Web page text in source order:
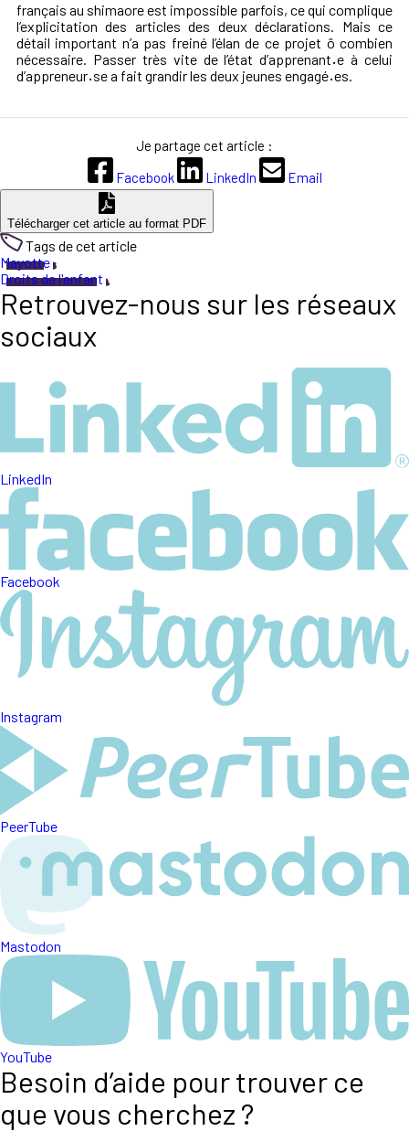
français au shimaore est impossible parfois, ce qui complique
l’explicitation des articles des deux déclarations. Mais ce
détail important n’a pas freiné l’élan de ce projet ô combien
nécessaire. Passer très vite de l’état d’apprenant·e à celui
d’appreneur·se a fait grandir les deux jeunes engagé·es.
Je partage cet article :
Facebook
LinkedIn Email
Télécharger cet article au format PDF
Tags de cet article
Mayotte
Droits de l'enfant
Retrouvez-nous sur les réseaux
sociaux
LinkedIn
Facebook
Instagram
PeerTube
Mastodon
YouTube
Besoin d’aide pour trouver ce
que vous cherchez ?